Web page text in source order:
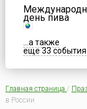
день пива
...а также
еще 33 события
Главная страница /
в России